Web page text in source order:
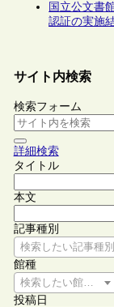
国立公文書
認証の実施
サイト内検索
検索フォーム
詳細検索
タイトル
本文
記事種別
検索したい記事種
館種
検索したい館種を
投稿日